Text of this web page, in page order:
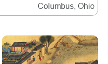
Columbus, Ohio